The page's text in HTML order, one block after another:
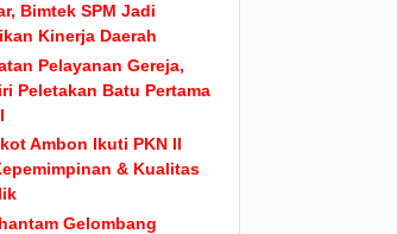
Bimtek SPM Jadi
Kinerja Daerah
Pelayanan Gereja,
Peletakan Batu Pertama
Ambon Ikuti PKN II
& Kualitas
Gelombang